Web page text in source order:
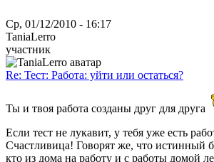
Ср, 01/12/2010 - 16:17
TaniaLerro
участник
Re: Тест: Работа: уйти или остаться?
Ты и твоя работа созданы друг для друга
Если тест не лукавит, у тебя уже есть
Счастливица! Говорят же, что истинный
кто из дома на работу и с работы домой